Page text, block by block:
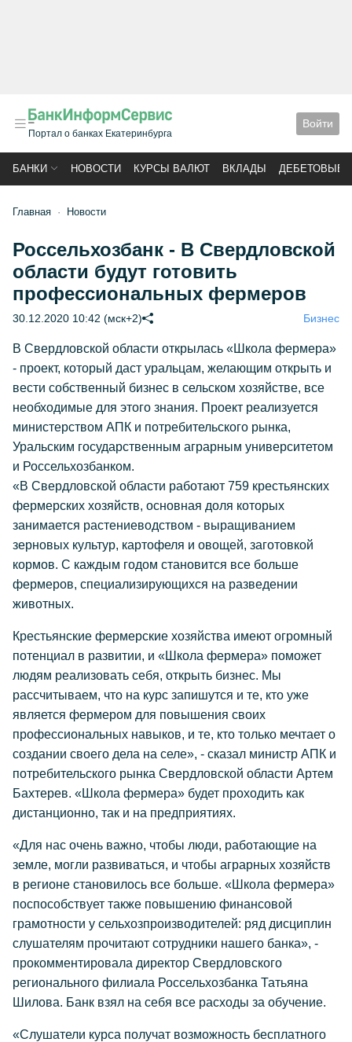
Портал о банках Екатеринбурга
Войти
БАНКИ НОВОСТИ КУРСЫ ВАЛЮТ ВКЛАДЫ ДЕБЕТОВЫЕ
Главная Новости
Россельхозбанк - В Свердловской
области будут готовить
профессиональных фермеров
30.12.2020 10:42 (мск+2) Бизнес
В Свердловской области открылась «Школа фермера»
- проект, который даст уральцам, желающим открыть и
вести собственный бизнес в сельском хозяйстве, все
необходимые для этого знания. Проект реализуется
министерством АПК и потребительского рынка,
Уральским государственным аграрным университетом
и Россельхозбанком.
«В Свердловской области работают 759 крестьянских
фермерских хозяйств, основная доля которых
занимается растениеводством - выращиванием
зерновых культур, картофеля и овощей, заготовкой
кормов. С каждым годом становится все больше
фермеров, специализирующихся на разведении
животных.
Крестьянские фермерские хозяйства имеют огромный
потенциал в развитии, и «Школа фермера» поможет
людям реализовать себя, открыть бизнес. Мы
рассчитываем, что на курс запишутся и те, кто уже
является фермером для повышения своих
профессиональных навыков, и те, кто только мечтает о
создании своего дела на селе», - сказал министр АПК и
потребительского рынка Свердловской области Артем
Бахтерев. «Школа фермера» будет проходить как
дистанционно, так и на предприятиях.
«Для нас очень важно, чтобы люди, работающие на
земле, могли развиваться, и чтобы аграрных хозяйств
в регионе становилось все больше. «Школа фермера»
поспособствует также повышению финансовой
грамотности у сельхозпроизводителей: ряд дисциплин
слушателям прочитают сотрудники нашего банка», -
прокомментировала директор Свердловского
регионального филиала Россельхозбанка Татьяна
Шилова. Банк взял на себя все расходы за обучение.
«Слушатели курса получат возможность бесплатного